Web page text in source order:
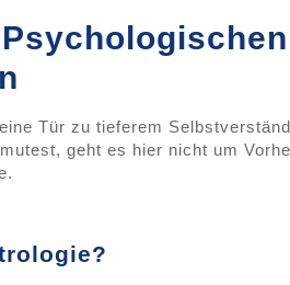
Tür zu tieferem
geht es hier nicht um